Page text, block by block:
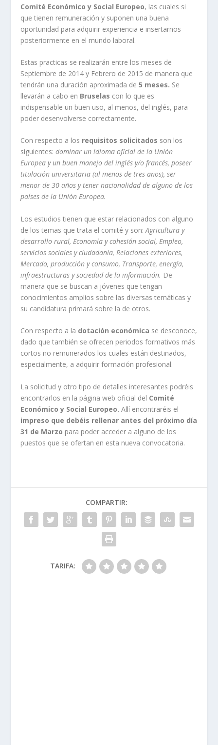
Comité Económico y Social Europeo, las cuales si
que tienen remuneración y suponen una buena
oportunidad para adquirir experiencia e insertarnos
posteriormente en el mundo laboral.
Estas practicas se realizarán entre los meses de
Septiembre de 2014 y Febrero de 2015 de manera que
tendrán una duración aproximada de5 meses. Se
llevarán a cabo en Bruselas con lo que es
indispensable un buen uso, al menos, del inglés, para
poder desenvolverse correctamente.
Con respecto a los requisitos solicitados son los
siguientes:dominar un idioma oficial de la Unión
Europea y un buen manejo del inglés y/o francés, poseer
titulación universitaria (al menos de tres años), ser
menor de 30 años y tener nacionalidad de alguno de los
países de la Unión Europea.
Los estudios tienen que estar relacionados con alguno
de los temas que trata el comité y son:Agricultura y
desarrollo rural, Economía y cohesión social, Empleo,
servicios sociales y ciudadanía, Relaciones exteriores,
Mercado, producción y consumo, Transporte, energía,
infraestructuras y sociedad de la información. De
manera que se buscan a jóvenes que tengan
conocimientos amplios sobre las diversas temáticas y
su candidatura primará sobre la de otros.
Con respecto a la dotación económica se desconoce,
dado que también se ofrecen periodos formativos más
cortos no remunerados los cuales están destinados,
especialmente, a adquirir formación profesional.
La solicitud y otro tipo de detalles interesantes podréis
encontrarlos en la página web oficial del Comité
Económico y Social Europeo. Allí encontraréis el
impreso que debéis rellenar antes del próximo día
31 de Marzo para poder acceder a alguno de los
puestos que se ofertan en esta nueva convocatoria.
COMPARTIR:
TARIFA: